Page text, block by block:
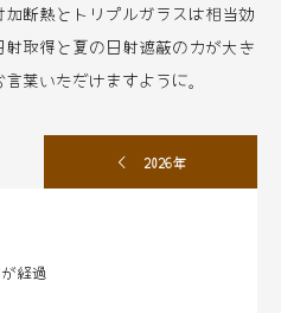
断熱とトリプルガラスは相当効
取得と夏の日射遮蔽の力が大き
葉いただけますように。
2026年
経過